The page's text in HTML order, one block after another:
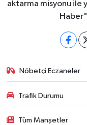
aktarma misyonu ile
Nöbetçi Eczaneler
Trafik Durumu
Tüm Manşetler